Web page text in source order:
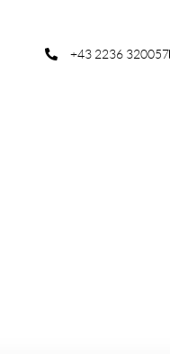
+43 2236 320057